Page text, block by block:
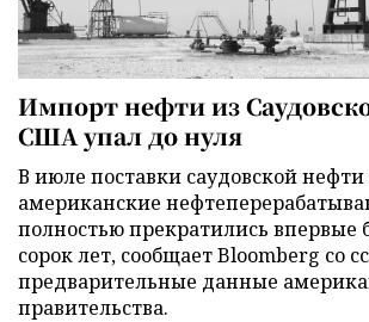
Импорт нефти из
США упал до нуля
В июле поставки саудовской нефти
американские
полностью прекратились впервые
сорок лет, сообщает Bloomberg со
предварительные данные
правительства.